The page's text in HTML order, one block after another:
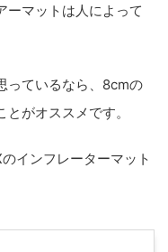
ーマットは人によって
っているなら、8cmの
がオススメです。
インフレーターマット